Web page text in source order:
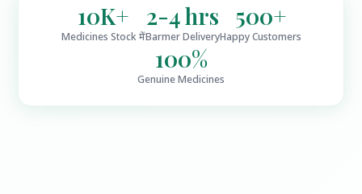
10K+
Medicines Stock में
2-4 hrs
Barmer Delivery
500+
Happy Customers
100%
Genuine Medicines